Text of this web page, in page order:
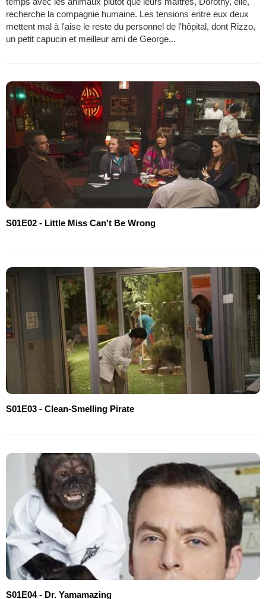
recherche la compagnie humaine. Les tensions entre eux deux
mettent mal à l'aise le reste du personnel de l'hôpital, dont Rizzo,
un petit capucin et meilleur ami de George...
S01E02 - Little Miss Can't Be Wrong
S01E03 - Clean-Smelling Pirate
S01E04 - Dr. Yamamazing